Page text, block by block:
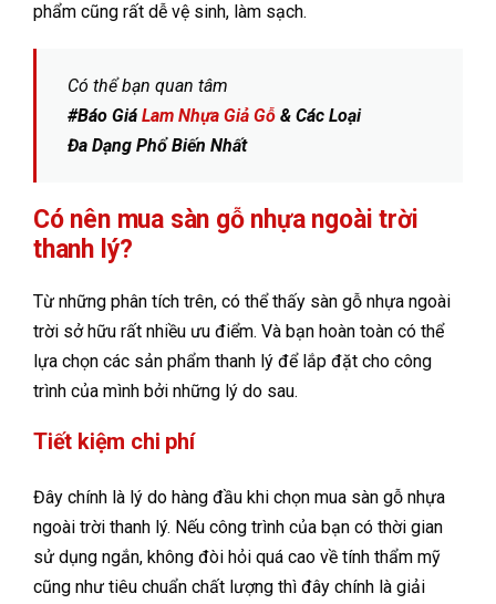
phẩm cũng rất dễ vệ sinh, làm sạch.
Có thể bạn quan tâm
#Báo Giá Lam Nhựa Giả Gỗ & Các Loại
Đa Dạng Phổ Biến Nhất
Có nên mua sàn gỗ nhựa ngoài trời
thanh lý?
Từ những phân tích trên, có thể thấy sàn gỗ nhựa ngoài
trời sở hữu rất nhiều ưu điểm. Và bạn hoàn toàn có thể
lựa chọn các sản phẩm thanh lý để lắp đặt cho công
trình của mình bởi những lý do sau.
Tiết kiệm chi phí
Đây chính là lý do hàng đầu khi chọn mua sàn gỗ nhựa
ngoài trời thanh lý. Nếu công trình của bạn có thời gian
sử dụng ngắn, không đòi hỏi quá cao về tính thẩm mỹ
cũng như tiêu chuẩn chất lượng thì đây chính là giải